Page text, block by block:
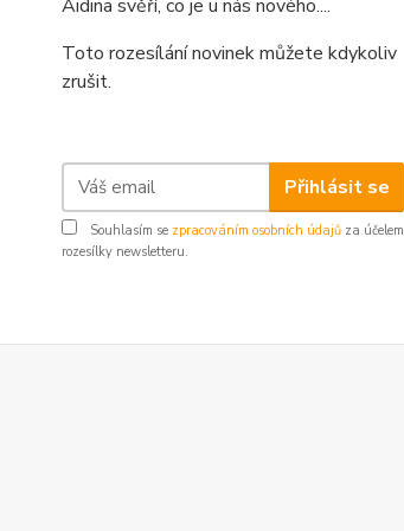
Aidina svěří, co je u nás nového....
Toto rozesílání novinek můžete kdykoliv
zrušit.
Přihlásit se
Souhlasím se zpracováním osobních údajů za účelem
rozesílky newsletteru.